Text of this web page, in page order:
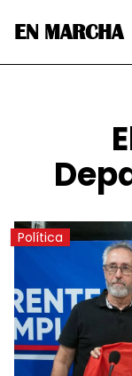
EN MARCHA
Política